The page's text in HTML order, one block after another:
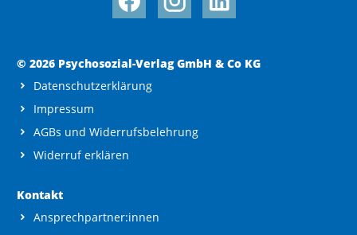
© 2026 Psychosozial-Verlag GmbH & Co KG
Datenschutzerklärung
Impressum
AGBs und Widerrufsbelehrung
Widerruf erklären
Kontakt
Ansprechpartner:innen